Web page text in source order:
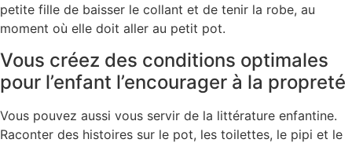
petite fille de baisser le collant et de tenir la robe, au
moment où elle doit aller au petit pot.
Vous créez des conditions optimales
pour l’enfant l’encourager à la propreté
Vous pouvez aussi vous servir de la littérature enfantine.
Raconter des histoires sur le pot, les toilettes, le pipi et le